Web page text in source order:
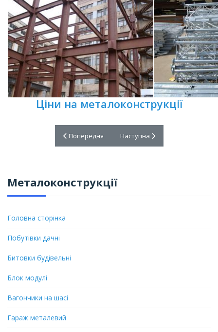
Металоконструкції
Головна сторінка
Побутівки дачні
Битовки будівельні
Блок модулі
Вагончики на шасі
Гараж металевий
Ціни на металоконструкції
Попередня стаття: Швидкомонтовані модульні
Попередня Наступна стаття: Кіоски,
Наступна